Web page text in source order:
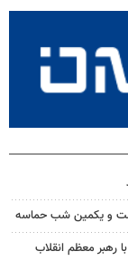
و یکمین شب حماسه
معظم انقلاب